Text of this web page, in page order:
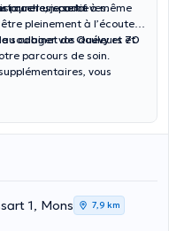
proche, je serai à même
que les sportif·ves.
un cadre
pleinement à l’écoute
soulager vos douleurs et
parcours de soin.
cabinet de Quévy et 70
vous
1, Mons 7,9 km